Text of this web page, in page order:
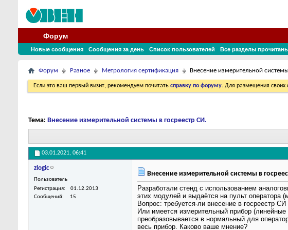
Форум
Новые сообщения Сообщения за день Список пользователей Все разделы
Форум Разное Метрология сертификация Внесение измерительной
Если это ваш первый визит, рекомендуем почитать справку по форуму. Для размещения своих
Тема: Внесение измерительной системы в госреестр СИ.
03.01.2021, 06:41
zlogic
Пользователь
Регистрация
01.12.2013
Сообщений
15
Внесение измерительной системы в
Разработали стенд с использованием
этих модулей и выдаётся на пульт оператора
Вопрос: требуется-ли внесение в госреестр
Или имеется измерительный прибор
преобразовывается в нормальный для
весь прибор. Каково ваше мнение?